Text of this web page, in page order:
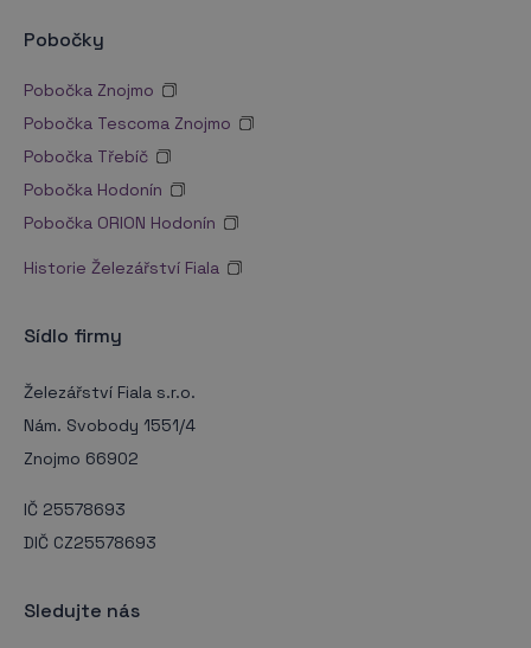
Pobočky
Pobočka Znojmo
Pobočka Tescoma Znojmo
Pobočka Třebíč
Pobočka Hodonín
Pobočka ORION Hodonín
Historie Železářství Fiala
Sídlo firmy
Železářství Fiala s.r.o.
Nám. Svobody 1551/4
Znojmo 66902
IČ 25578693
DIČ CZ25578693
Sledujte nás